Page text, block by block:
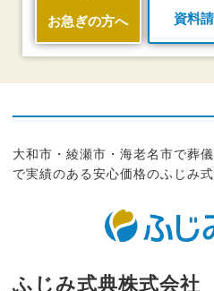
お急ぎの方へ 資料
大和市・綾瀬市・海老名市で葬
で実績のある安心価格のふじみ
ふじみ式典株式会社